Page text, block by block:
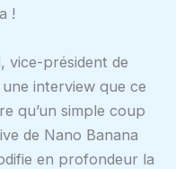
!
vice-président de
interview que ce
qu’un simple coup
de Nano Banana
en profondeur la